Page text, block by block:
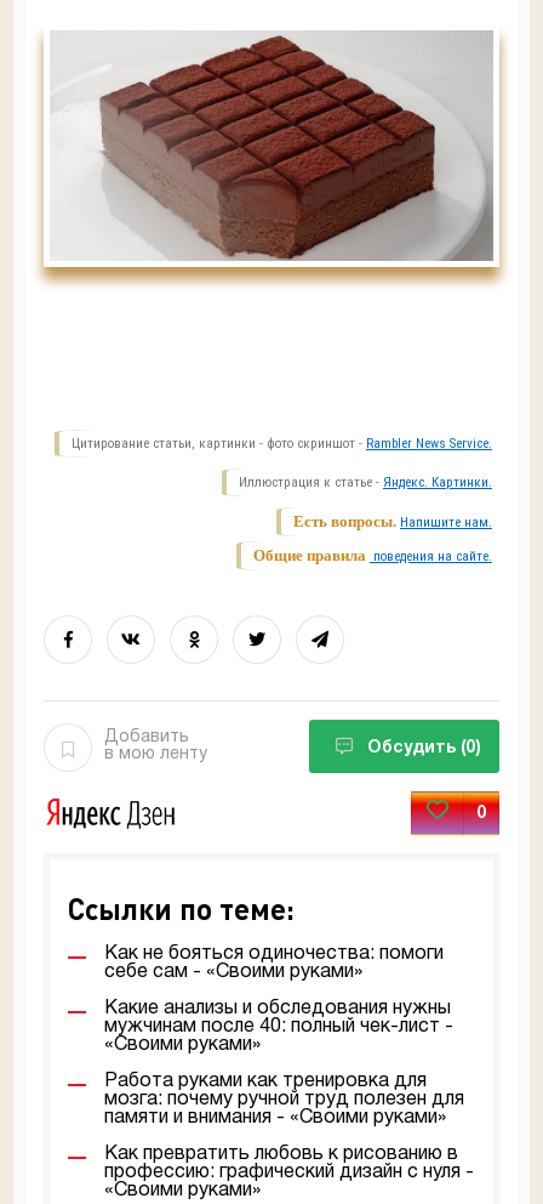
Цитирование статьи, картинки - фото скриншот - Rambler News Service.
Иллюстрация к статье - Яндекс. Картинки.
Есть вопросы. Напишите нам.
Общие правила поведения на сайте.
Добавить
в мою ленту
Обсудить (0)
0
Ссылки по теме:
Как не бояться одиночества: помоги
себе сам - «Своими руками»
Какие анализы и обследования нужны
мужчинам после 40: полный чек-лист -
«Своими руками»
Работа руками как тренировка для
мозга: почему ручной труд полезен для
памяти и внимания - «Своими руками»
Как превратить любовь к рисованию в
профессию: графический дизайн с нуля -
«Своими руками»